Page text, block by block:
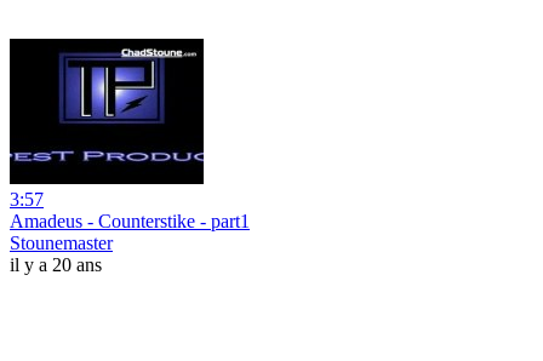
3:57
Amadeus - Counterstike - part1
Stounemaster
il y a 20 ans